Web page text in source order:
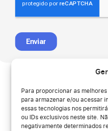
Para proporcionar as
para armazenar e/ou acessar
essas tecnologias nos
ou IDs exclusivos neste site.
negativamente determinados